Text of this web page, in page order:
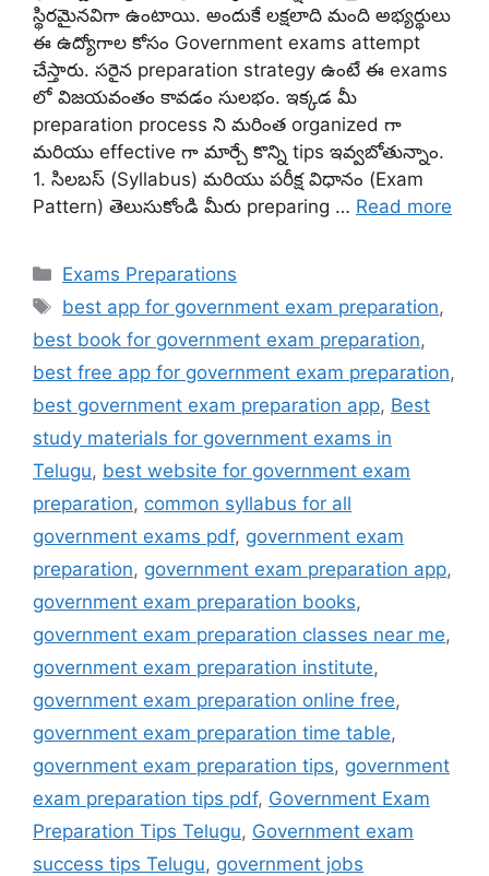
స్థిరమైనవిగా ఉంటాయి. అందుకే లక్షలాది మంది అభ్యర్థులు
ఈ ఉద్యోగాల కోసం Government exams attempt
చేస్తారు. సరైన preparation strategy ఉంటే ఈ exams
లో విజయవంతం కావడం సులభం. ఇక్కడ మీ
preparation process ని మరింత organized గా
మరియు effective గా మార్చే కొన్ని tips ఇవ్వబోతున్నాం.
1. సిలబస్ (Syllabus) మరియు పరీక్ష విధానం (Exam
Pattern) తెలుసుకోండి మీరు preparing … Read more
Categories
Exams Preparations
Tags
best app for government exam preparation,
best book for government exam preparation,
best free app for government exam preparation,
best government exam preparation app, Best
study materials for government exams in
Telugu, best website for government exam
preparation, common syllabus for all
government exams pdf, government exam
preparation, government exam preparation app,
government exam preparation books,
government exam preparation classes near me,
government exam preparation institute,
government exam preparation online free,
government exam preparation time table,
government exam preparation tips, government
exam preparation tips pdf, Government Exam
Preparation Tips Telugu, Government exam
success tips Telugu, government jobs